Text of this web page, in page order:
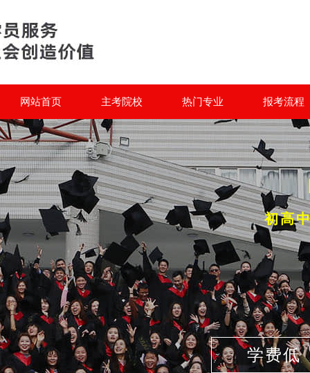
网站首页 主考院校 热门专业 报考流程
初高
学费低